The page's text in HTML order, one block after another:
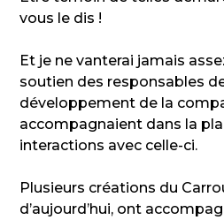
vous le dis !
Et je ne vanterai jamais
soutien des responsables
développement de la
accompagnaient dans la
interactions avec celle-ci.
Plusieurs créations du
d’aujourd’hui, ont